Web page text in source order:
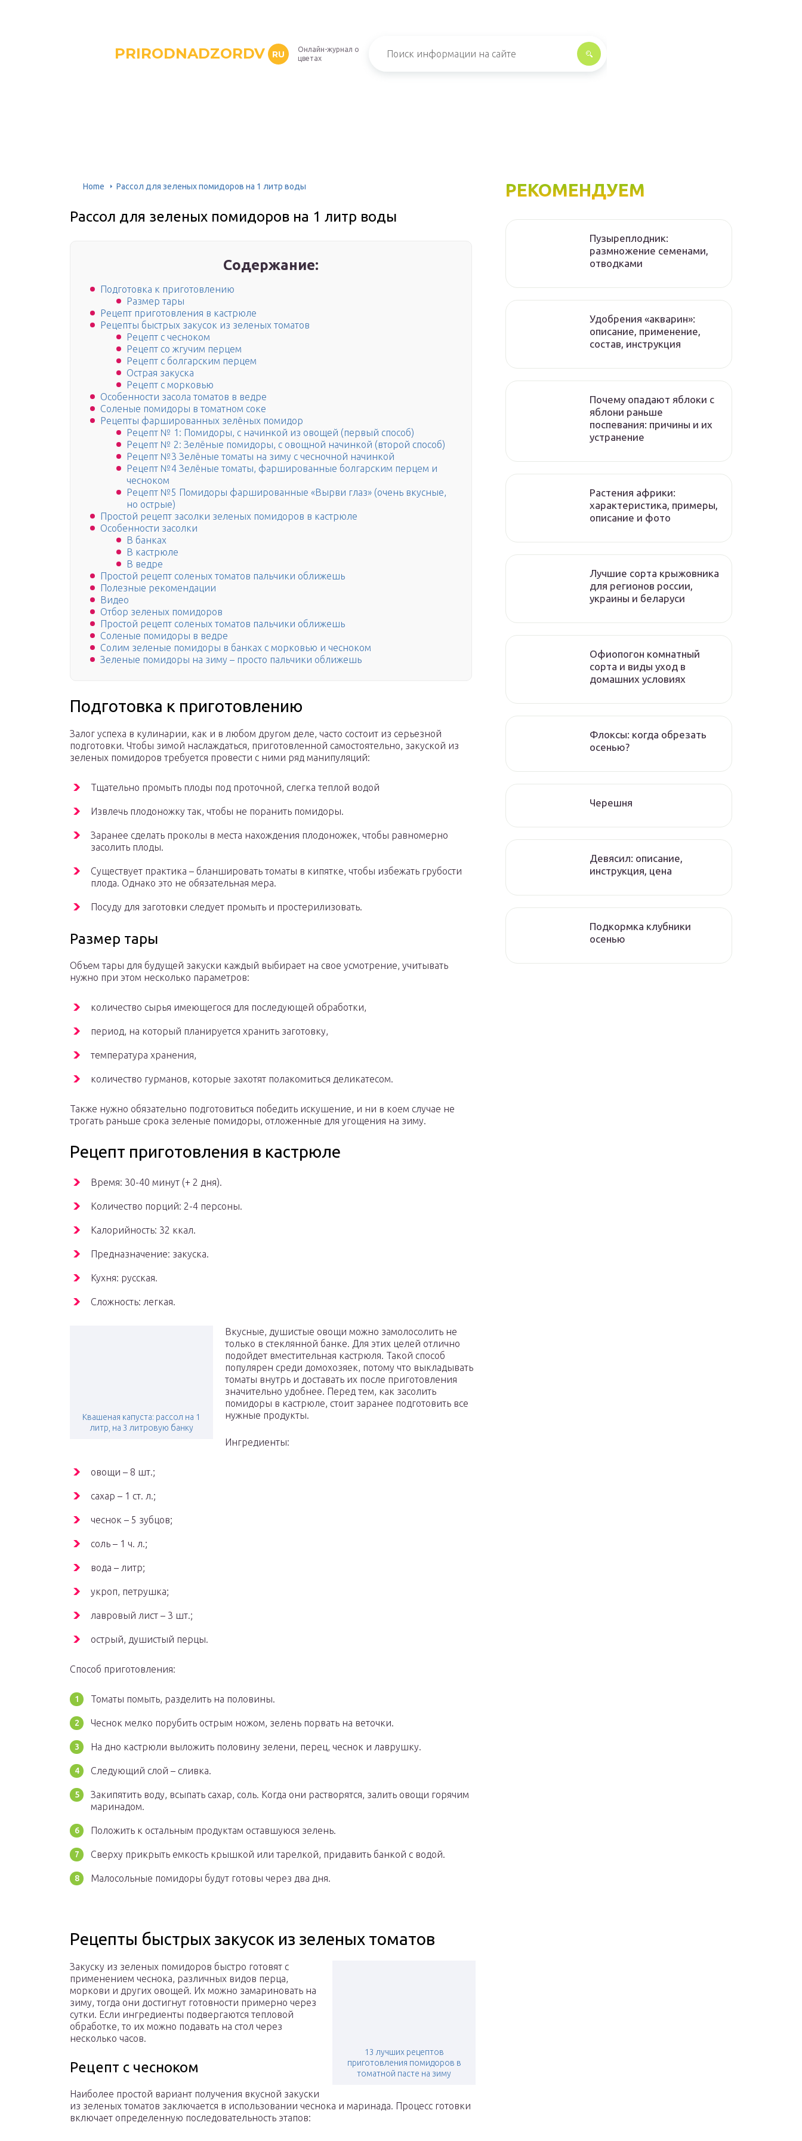
PRIRODNADZORDV RU
Онлайн-журнал о
цветах
Home Рассол для зеленых помидоров на 1 литр воды
Рассол для зеленых помидоров на 1 литр воды
Содержание:
Подготовка к приготовлению
Размер тары
Рецепт приготовления в кастрюле
Рецепты быстрых закусок из зеленых томатов
Рецепт с чесноком
Рецепт со жгучим перцем
Рецепт с болгарским перцем
Острая закуска
Рецепт с морковью
Особенности засола томатов в ведре
Соленые помидоры в томатном соке
Рецепты фаршированных зелёных помидор
Рецепт № 1: Помидоры, с начинкой из овощей (первый способ)
Рецепт № 2: Зелёные помидоры, с овощной начинкой (второй способ)
Рецепт №3 Зелёные томаты на зиму с чесночной начинкой
Рецепт №4 Зелёные томаты, фаршированные болгарским перцем и
чесноком
Рецепт №5 Помидоры фаршированные «Вырви глаз» (очень вкусные,
но острые)
Простой рецепт засолки зеленых помидоров в кастрюле
Особенности засолки
В банках
В кастрюле
В ведре
Простой рецепт соленых томатов пальчики оближешь
Полезные рекомендации
Видео
Отбор зеленых помидоров
Простой рецепт соленых томатов пальчики оближешь
Соленые помидоры в ведре
Солим зеленые помидоры в банках с морковью и чесноком
Зеленые помидоры на зиму – просто пальчики оближешь
Подготовка к приготовлению
Залог успеха в кулинарии, как и в любом другом деле, часто состоит из серьезной
подготовки. Чтобы зимой наслаждаться, приготовленной самостоятельно, закуской из
зеленых помидоров требуется провести с ними ряд манипуляций:
Тщательно промыть плоды под проточной, слегка теплой водой
Извлечь плодоножку так, чтобы не поранить помидоры.
Заранее сделать проколы в места нахождения плодоножек, чтобы равномерно
засолить плоды.
Существует практика – бланшировать томаты в кипятке, чтобы избежать грубости
плода. Однако это не обязательная мера.
Посуду для заготовки следует промыть и простерилизовать.
Размер тары
Объем тары для будущей закуски каждый выбирает на свое усмотрение, учитывать
нужно при этом несколько параметров:
количество сырья имеющегося для последующей обработки,
период, на который планируется хранить заготовку,
температура хранения,
количество гурманов, которые захотят полакомиться деликатесом.
Также нужно обязательно подготовиться победить искушение, и ни в коем случае не
трогать раньше срока зеленые помидоры, отложенные для угощения на зиму.
Рецепт приготовления в кастрюле
Время: 30-40 минут (+ 2 дня).
Количество порций: 2-4 персоны.
Калорийность: 32 ккал.
Предназначение: закуска.
Кухня: русская.
Сложность: легкая.
Квашеная капуста: рассол на 1
литр, на 3 литровую банку
Вкусные, душистые овощи можно замолосолить не
только в стеклянной банке. Для этих целей отлично
подойдет вместительная кастрюля. Такой способ
популярен среди домохозяек, потому что выкладывать
томаты внутрь и доставать их после приготовления
значительно удобнее. Перед тем, как засолить
помидоры в кастрюле, стоит заранее подготовить все
нужные продукты.
Ингредиенты:
овощи – 8 шт.;
сахар – 1 ст. л.;
чеснок – 5 зубцов;
соль – 1 ч. л.;
вода – литр;
укроп, петрушка;
лавровый лист – 3 шт.;
острый, душистый перцы.
Способ приготовления:
Томаты помыть, разделить на половины.
Чеснок мелко порубить острым ножом, зелень порвать на веточки.
На дно кастрюли выложить половину зелени, перец, чеснок и лаврушку.
Следующий слой – сливка.
Закипятить воду, всыпать сахар, соль. Когда они растворятся, залить овощи горячим
маринадом.
Положить к остальным продуктам оставшуюся зелень.
Сверху прикрыть емкость крышкой или тарелкой, придавить банкой с водой.
Малосольные помидоры будут готовы через два дня.
Рецепты быстрых закусок из зеленых томатов
13 лучших рецептов
приготовления помидоров в
томатной пасте на зиму
Закуску из зеленых помидоров быстро готовят с
применением чеснока, различных видов перца,
моркови и других овощей. Их можно замариновать на
зиму, тогда они достигнут готовности примерно через
сутки. Если ингредиенты подвергаются тепловой
обработке, то их можно подавать на стол через
несколько часов.
Рецепт с чесноком
Наиболее простой вариант получения вкусной закуски
из зеленых томатов заключается в использовании чеснока и маринада. Процесс готовки
включает определенную последовательность этапов:
РЕКОМЕНДУЕМ
Пузыреплодник:
размножение семенами,
отводками
Удобрения «акварин»:
описание, применение,
состав, инструкция
Почему опадают яблоки с
яблони раньше
поспевания: причины и их
устранение
Растения африки:
характеристика, примеры,
описание и фото
Лучшие сорта крыжовника
для регионов россии,
украины и беларуси
Офиопогон комнатный
сорта и виды уход в
домашних условиях
Флоксы: когда обрезать
осенью?
Черешня
Девясил: описание,
инструкция, цена
Подкормка клубники
осенью